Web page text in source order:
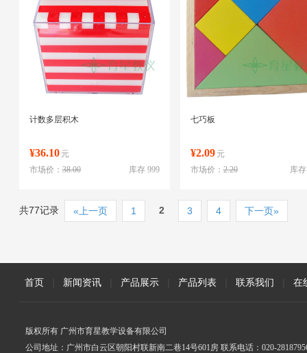
计数多层积木
¥36.10 元
库存 999
市场价：38.00
七巧板
¥2.09 元
库
市场价：2.20
共77记录 «上一页 1 2 3 4 下一页»
首页 新闻资讯 产品展示 产品列表 联系我们 在
版权所有 广州市育星教学设备有限公司
公司地址：广州市白云区朝阳村联新南二巷14号601房 联系电话：020-